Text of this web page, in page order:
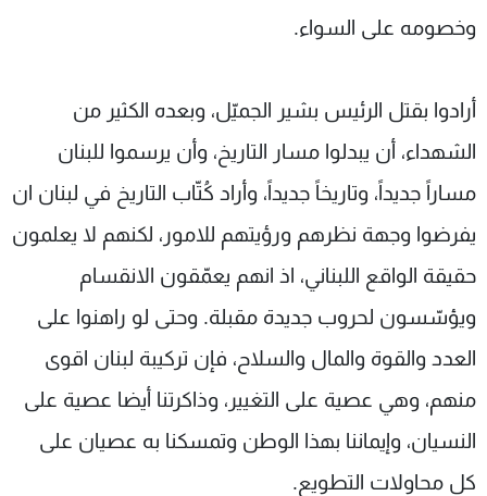
وخصومه على السواء.
أرادوا بقتل الرئيس بشير الجميّل، وبعده الكثير من
الشهداء، أن يبدلوا مسار التاريخ، وأن يرسموا للبنان
مساراً جديداً، وتاريخاً جديداً، وأراد كُتّاب التاريخ في لبنان ان
يفرضوا وجهة نظرهم ورؤيتهم للامور، لكنهم لا يعلمون
حقيقة الواقع اللبناني، اذ انهم يعمّقون الانقسام
ويؤسّسون لحروب جديدة مقبلة. وحتى لو راهنوا على
العدد والقوة والمال والسلاح، فإن تركيبة لبنان اقوى
منهم، وهي عصية على التغيير، وذاكرتنا أيضا عصية على
النسيان، وإيماننا بهذا الوطن وتمسكنا به عصيان على
كل محاولات التطويع.